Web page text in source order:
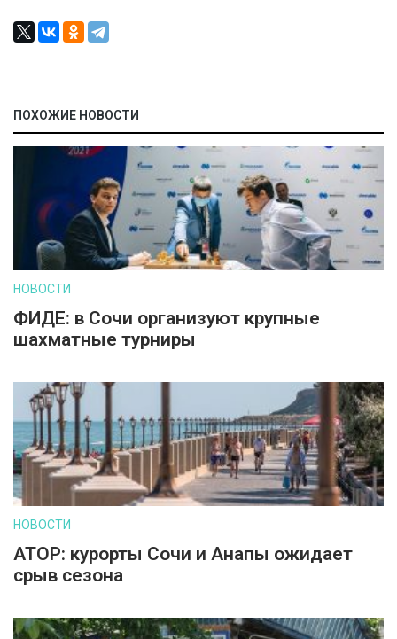
ПОХОЖИЕ НОВОСТИ
НОВОСТИ
ФИДЕ: в Сочи организуют крупные
шахматные турниры
НОВОСТИ
АТОР: курорты Сочи и Анапы ожидает
срыв сезона